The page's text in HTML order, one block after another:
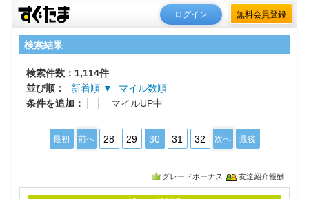
ログイン 無料会員登録
検索結果
検索件数：1,114件
並び順：
新着順 ▼
マイル数順
条件を追加：
マイルUP中
最初 前へ 28 29 30 31 32 次へ 最後
グレードボーナス 友達紹介報酬